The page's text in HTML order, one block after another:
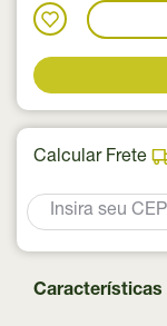
Calcular Frete
Características